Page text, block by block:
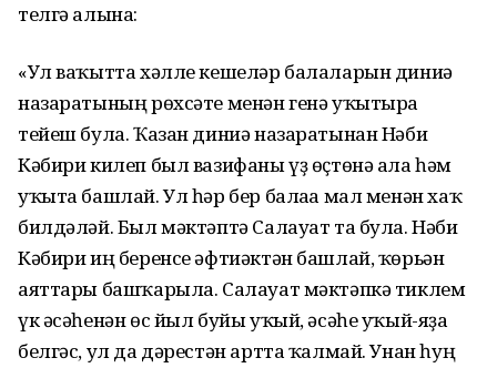
телгә алына:
«Ул ваҡытта хәлле кешеләр балаларын диниә
назараты­ның рөхсәте менән генә уҡытырға
тейеш була. Ҡазан диниә назаратынан Нәби
Кәбири килеп был вазифаны үҙ өҫтөнә ала һәм
уҡыта башлай. Ул һәр бер балаға мал менән хаҡ
билдәләй. Был мәктәптә Салауат та була. Нәби
Кәбири иң беренсе әфтиәктән башлай, ҡөрьән
аяттары башҡарыла. Салауат мәктәпкә тиклем
үк әсәһенән өс йыл буйы уҡый, әсәһе уҡый-яҙа
белгәс, ул да дәрестән артта ҡалмай. Унан һуң